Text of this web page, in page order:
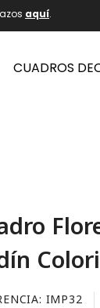
aquí.
CUADROS
IMP32